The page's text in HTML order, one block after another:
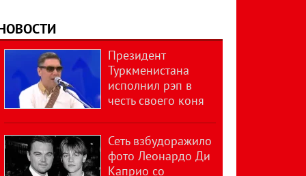
Президент
Туркменистана
исполнил рэп в
честь своего коня
Сеть взбудоражило
фото Леонардо Ди
Каприо со